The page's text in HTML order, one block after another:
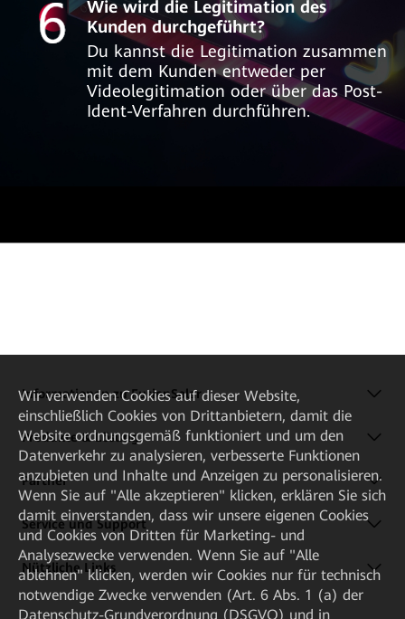
Wie wird die Legitimation des
Kunden durchgeführt?
Du kannst die Legitimation zusammen
mit dem Kunden entweder per
Videolegitimation oder über das Post-
Ident-Verfahren durchführen.
Informationen zu FusionSolar
Produkte & Lösung
Partner
Service und Support
Nützliche Links
Wir verwenden Cookies auf dieser Website,
einschließlich Cookies von Drittanbietern, damit die
Website ordnungsgemäß funktioniert und um den
Datenverkehr zu analysieren, verbesserte Funktionen
anzubieten und Inhalte und Anzeigen zu personalisieren.
Wenn Sie auf "Alle akzeptieren" klicken, erklären Sie sich
damit einverstanden, dass wir unsere eigenen Cookies
und Cookies von Dritten für Marketing- und
Analysezwecke verwenden. Wenn Sie auf "Alle
ablehnen" klicken, werden wir Cookies nur für technisch
notwendige Zwecke verwenden (Art. 6 Abs. 1 (a) der
Datenschutz-Grundverordnung (DSGVO) und in